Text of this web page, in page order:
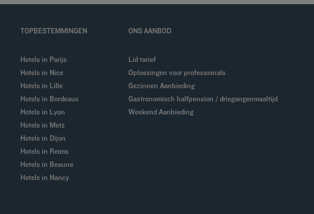
TOPBESTEMMINGEN
Hotels in Parijs
Hotels in Nice
Hotels in Lille
Hotels in Bordeaux
Hotels in Lyon
Hotels in Metz
Hotels in Dijon
Hotels in Reims
Hotels in Beaune
Hotels in Nancy
ONS AANBOD
Lid tarief
Oplossingen voor professionals
Gezinnen Aanbieding
Gastronomisch halfpension / driegangenmaaltijd
Weekend Aanbieding